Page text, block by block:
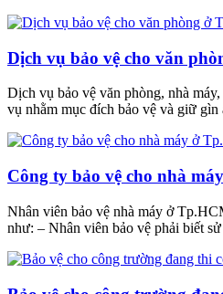
Dịch vụ bảo vệ cho văn
Dịch vụ bảo vệ văn phòng, nhà
vụ nhằm mục đích bảo vệ và giữ gìn
Công ty bảo vệ cho nhà
Nhân viên bảo vệ nhà máy ở
như: – Nhân viên bảo vệ phải biết